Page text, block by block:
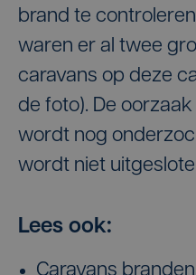
brand te
waren er al twee
caravans op deze
de foto). De
wordt nog
wordt niet
Lees ook:
Caravans